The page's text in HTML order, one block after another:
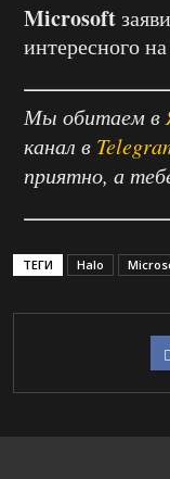
Microsoft
интересного на
Мы обитаем в
канал в
приятно, а
ТЕГИ Halo